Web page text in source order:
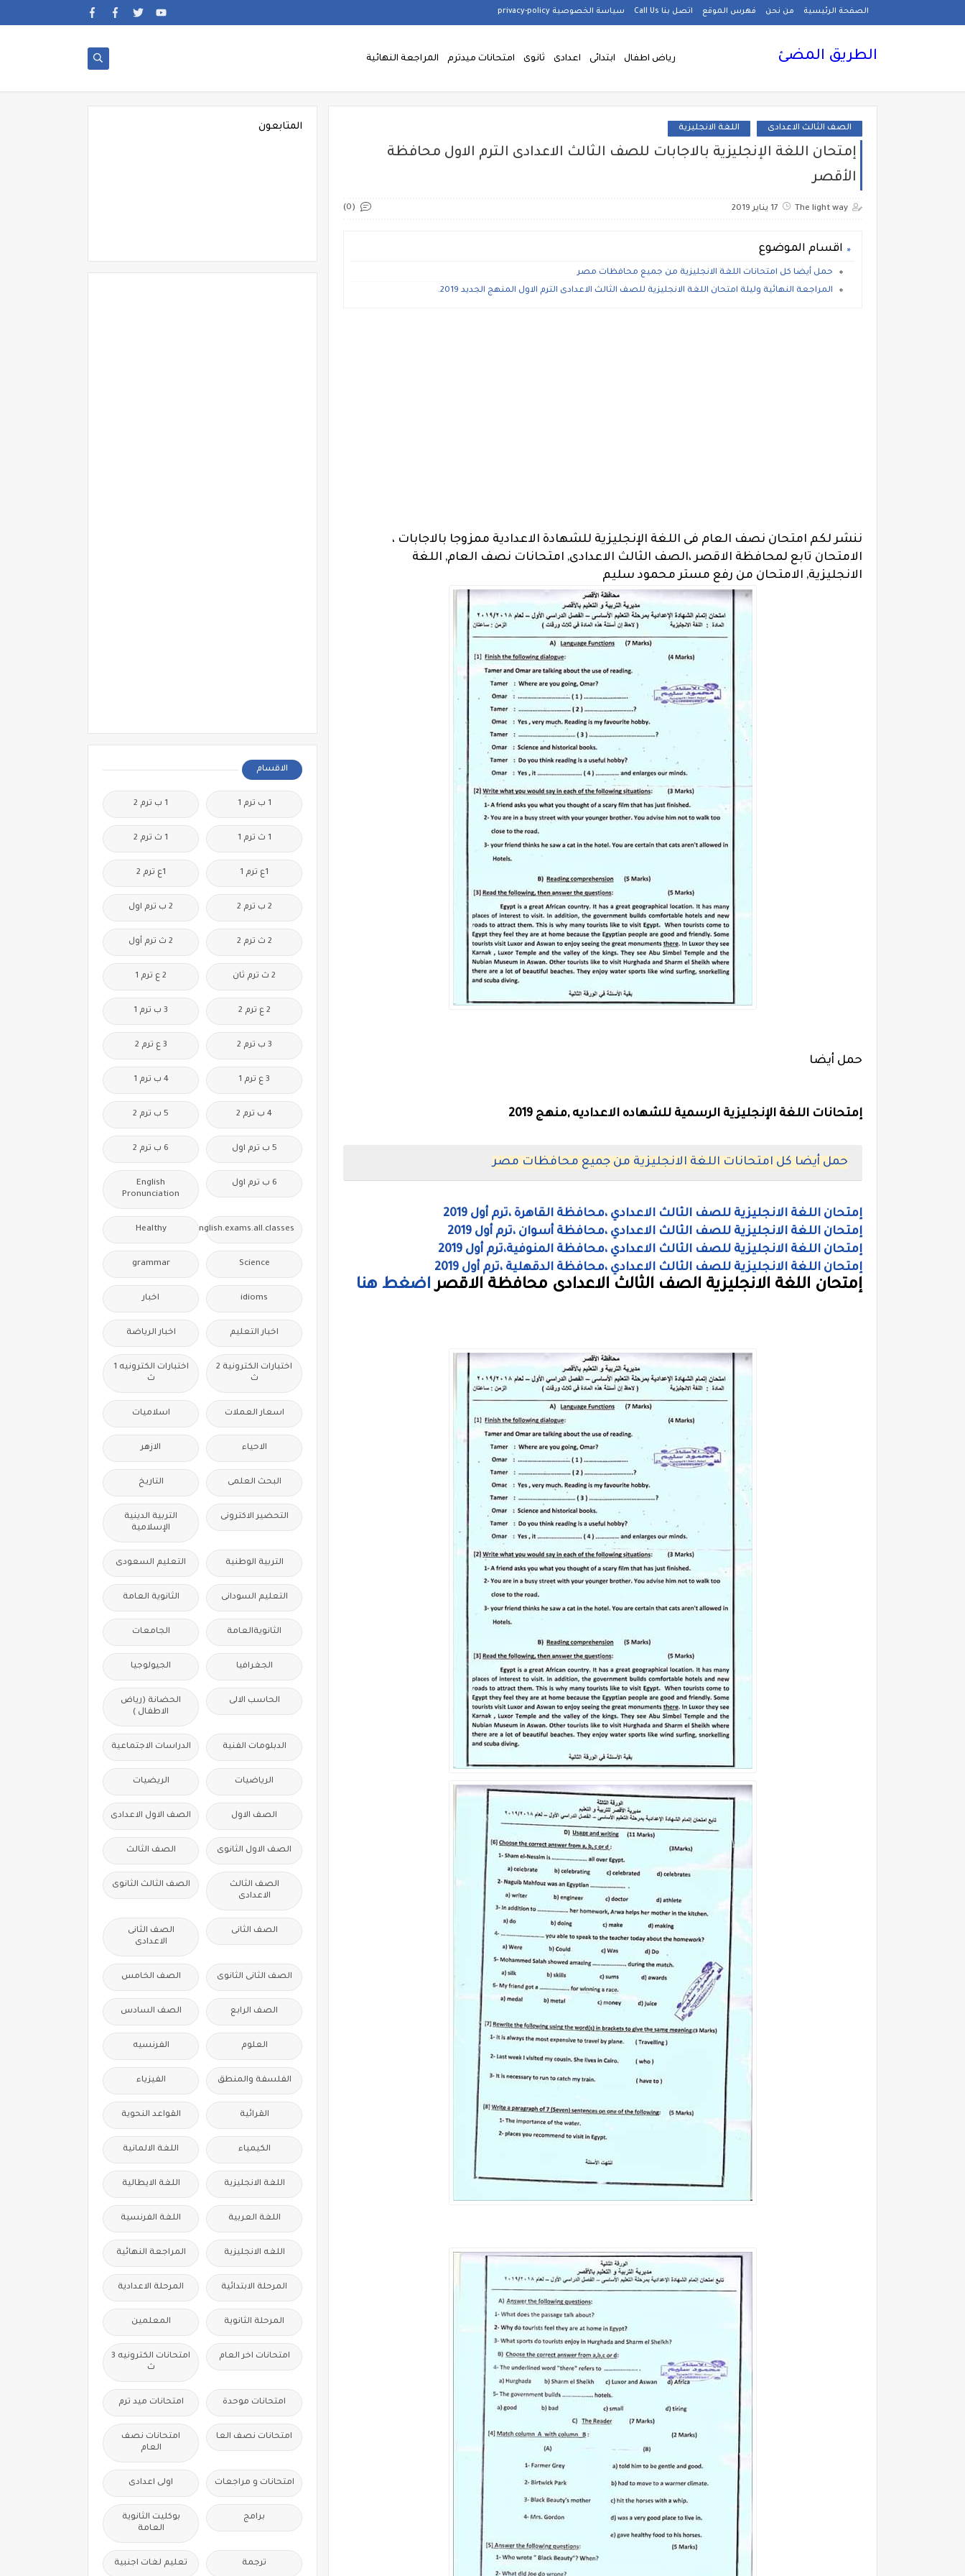
الصفحة الرئيسية من نحن فهرس الموقع اتصل بنا Call Us سياسة الخصوصية privacy-policy
الطريق المضئ رياض اطفال ابتدائى اعدادى ثانوى امتحانات ميدترم المراجعة النهائية
الصف الثالث الاعدادى اللغة الانجليزية
إمتحان اللغة الإنجليزية بالاجابات للصف الثالث الاعدادى الترم الاول محافظة
الأقصر
The light way 17 يناير 2019 (0)
اقسام الموضوع
حمل أيضا كل امتحانات اللغة الانجليزية من جميع محافظات مصر
المراجعة النهائية وليلة امتحان اللغة الانجليزية للصف الثالث الاعدادى الترم الاول المنهج الجديد 2019.
ننشر لكم امتحان نصف العام فى اللغة الإنجليزية للشهادة الاعدادية ممزوجا بالاجابات ،
الامتحان تابع لمحافظة الاقصر ،الصف الثالث الاعدادى, امتحانات نصف العام, اللغة
الانجليزية, الامتحان من رفع مستر محمود سليم
حمل أيضا
إمتحانات اللغة الإنجليزية الرسمية للشهاده الاعداديه ,منهج 2019
حمل أيضا كل امتحانات اللغة الانجليزية من جميع محافظات مصر
إمتحان اللغة الانجليزية للصف الثالث الاعدادي ،محافظة القاهرة ،ترم أول 2019
إمتحان اللغة الانجليزية للصف الثالث الاعدادي ،محافظة أسوان ،ترم أول 2019
إمتحان اللغة الانجليزية للصف الثالث الاعدادي ،محافظة المنوفية،ترم أول 2019
إمتحان اللغة الانجليزية للصف الثالث الاعدادي ،محافظة الدقهلية ،ترم أول 2019
إمتحان اللغة الانجليزية الصف الثالث الاعدادى محافظة الاقصر اضغط هنا
المتابعون
الاقسام
1 ب ترم 1 1 ب ترم 2
1 ث ترم 1 1 ث ترم 2
1ع ترم 1 1ع ترم 2
2 ب ترم 2 2 ب ترم اول
2 ث ترم 2 2 ث ترم أول
2 ث ترم ثان 2 ع ترم 1
2 ع ترم 2 3 ب ترم 1
3 ب ترم 2 3 ع ترم 2
3 ع ترم 1 4 ب ترم 1
4 ب ترم 2 5 ب ترم 2
5 ب ترم اول 6 ب ترم 2
6 ب ترم اول
English
Pronunciation
Free.English.exams.all.classes
Healthy
Science
grammar
idioms اخبار
اخبار التعليم اخبار الرياضة
اختبارات الكترونية 2
ث
اختبارات الكترونيه 1
ث
اسعار العملات اسلاميات
الاحياء الازهر
البحث العلمى التاريخ
التحضير الاكترونى
التربية الدينية
الإسلامية
التربية الوطنية التعليم السعودى
التعليم السودانى الثانوية العامة
الثانويةالعامة الجامعات
الجغرافيا الجيولوجيا
الحاسب الالى
الحضانة (رياض
الاطفال )
الدبلومات الفنية الدراسات الاجتماعية
الرياضيات الريضيات
الصف الاول الصف الاول الاعدادى
الصف الاول الثانوى الصف الثالث
الصف الثالث
الاعدادى
الصف الثالث الثانوى
الصف الثانى
الصف الثانى
الاعدادى
الصف الثانى الثانوى الصف الخامس
الصف الرابع الصف السادس
العلوم الفرنسيه
الفلسفة والمنطق الفيزياء
القرائية القواعد النحوية
الكيمياء اللغة الالمانية
اللغة الانجليزية اللغة الايطالية
اللغة العربية اللغة الفرنسية
اللغه الانجليزية المراجعة النهائية
المرحلة الابتدائية المرحلة الاعدادية
المرحلة الثانوية المعلمين
امتحانات اخر العام
امتحانات الكترونيه 3
ث
امتحانات موحدة امتحانات ميد ترم
امتحانات نصف العا
امتحانات نصف
العام
امتحانات و مراجعات اولى اعدادى
برامج
بوكليت الثانوية
العامة
ترجمة تعليم لغات اجنبية